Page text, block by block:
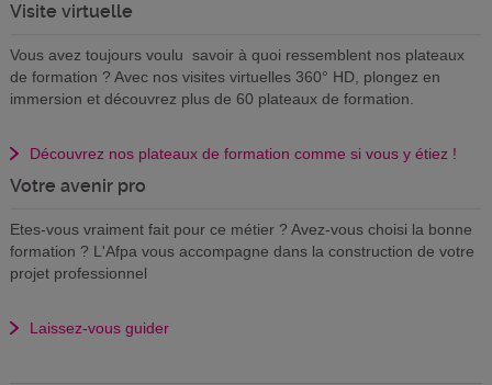
Visite virtuelle
Vous avez toujours voulu savoir à quoi ressemblent nos plateaux
de formation ? Avec nos visites virtuelles 360° HD, plongez en
immersion et découvrez plus de 60 plateaux de formation.
Découvrez nos plateaux de formation comme si vous y étiez !
Votre avenir pro
Etes-vous vraiment fait pour ce métier ? Avez-vous choisi la bonne
formation ? L'Afpa vous accompagne dans la construction de votre
projet professionnel
Laissez-vous guider